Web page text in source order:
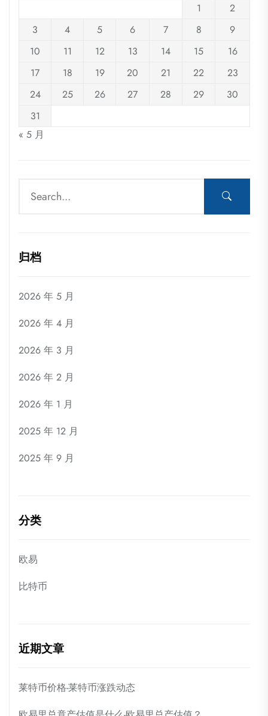
1
2
3
4 5 6 7 8
9
10
11 12 13 14 15
16
17
18 19 20 21 22
23
24
25 26 27 28 29
30
31
« 5 月
归档
2026 年 5 月
2026 年 4 月
2026 年 3 月
2026 年 2 月
2026 年 1 月
2025 年 12 月
2025 年 9 月
分类
欧易
比特币
近期文章
莱特币价格-莱特币涨跌动态